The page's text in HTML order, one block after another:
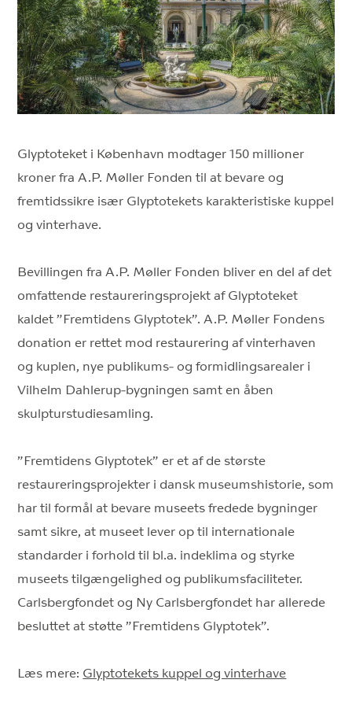
Glyptoteket i København modtager 150 millioner
kroner fra A.P. Møller Fonden til at bevare og
fremtidssikre især Glyptotekets karakteristiske kuppel
og vinterhave.
Bevillingen fra A.P. Møller Fonden bliver en del af det
omfattende restaureringsprojekt af Glyptoteket
kaldet ”Fremtidens Glyptotek”. A.P. Møller Fondens
donation er rettet mod restaurering af vinterhaven
og kuplen, nye publikums- og formidlingsarealer i
Vilhelm Dahlerup-bygningen samt en åben
skulpturstudiesamling.
”Fremtidens Glyptotek” er et af de største
restaureringsprojekter i dansk museumshistorie, som
har til formål at bevare museets fredede bygninger
samt sikre, at museet lever op til internationale
standarder i forhold til bl.a. indeklima og styrke
museets tilgængelighed og publikumsfaciliteter.
Carlsbergfondet og Ny Carlsbergfondet har allerede
besluttet at støtte ”Fremtidens Glyptotek”.
Læs mere: Glyptotekets kuppel og vinterhave